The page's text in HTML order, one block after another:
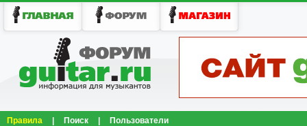
Правила Поиск Пользователи